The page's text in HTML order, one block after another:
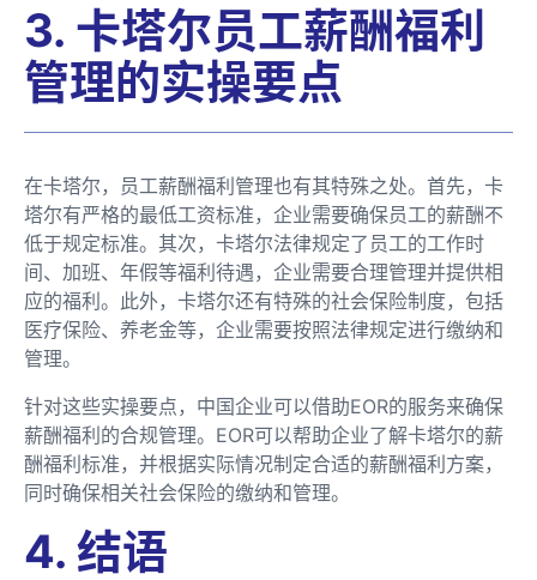
3. 卡塔尔员工薪酬福利
管理的实操要点
在卡塔尔，员工薪酬福利管理也有其特殊之处。首先，卡
塔尔有严格的最低工资标准，企业需要确保员工的薪酬不
低于规定标准。其次，卡塔尔法律规定了员工的工作时
间、加班、年假等福利待遇，企业需要合理管理并提供相
应的福利。此外，卡塔尔还有特殊的社会保险制度，包括
医疗保险、养老金等，企业需要按照法律规定进行缴纳和
管理。
针对这些实操要点，中国企业可以借助EOR的服务来确保
薪酬福利的合规管理。EOR可以帮助企业了解卡塔尔的薪
酬福利标准，并根据实际情况制定合适的薪酬福利方案，
同时确保相关社会保险的缴纳和管理。
4. 结语